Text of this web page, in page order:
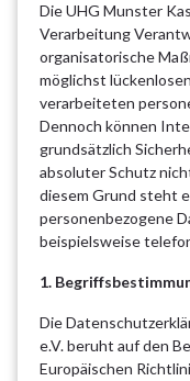
Die UHG Munster
Verarbeitung
organisatorische
möglichst
verarbeiteten
Dennoch können
grundsätzlich
absoluter Schutz
diesem Grund steht
personenbezogene
beispielsweise
1.
Die
e.V. beruht auf den
Europäischen